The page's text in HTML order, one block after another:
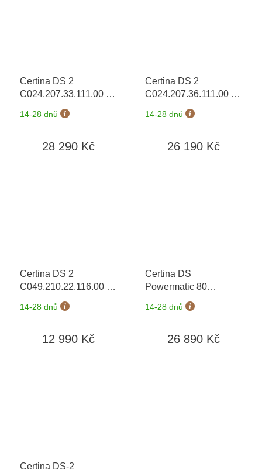
Certina DS 2
C024.207.33.111.00 +
prodloužená záruka 5
let
14-28 dnů
28 290 Kč
Certina DS 2
C024.207.36.111.00 +
prodloužená záruka 5
let
14-28 dnů
26 190 Kč
Certina DS 2
C049.210.22.116.00 +
prodloužená záruka 5
let
14-28 dnů
12 990 Kč
Certina DS
Powermatic 80
C024.407.37.361.00
Nivachron+
let + možnost výměny
14-28 dnů
26 890 Kč
Certina DS-2